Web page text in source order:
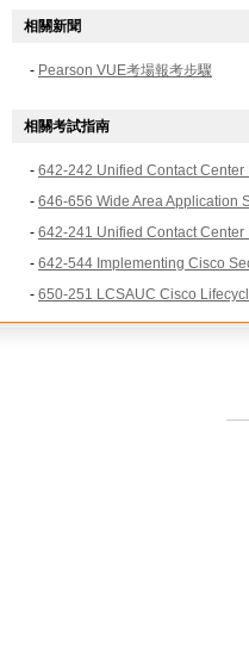
相關新聞
- Pearson VUE考場報考步驟
相關考試指南
- 642-242 Unified Contact
- 646-656 Wide Area Application
- 642-241 Unified Contact
- 642-544 Implementing Cisco
- 650-251 LCSAUC Cisco